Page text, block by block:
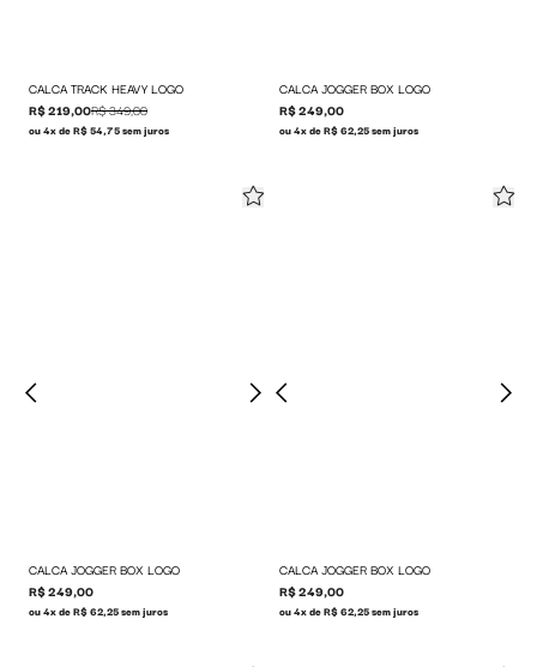
CALCA TRACK HEAVY LOGO
R$ 219,00R$ 349,00
ou 4x de R$ 54,75 sem juros
CALCA JOGGER BOX LOGO
R$ 249,00
ou 4x de R$ 62,25 sem juros
CALCA JOGGER BOX LOGO
R$ 249,00
ou 4x de R$ 62,25 sem juros
CALCA JOGGER BOX LOGO
R$ 249,00
ou 4x de R$ 62,25 sem juros